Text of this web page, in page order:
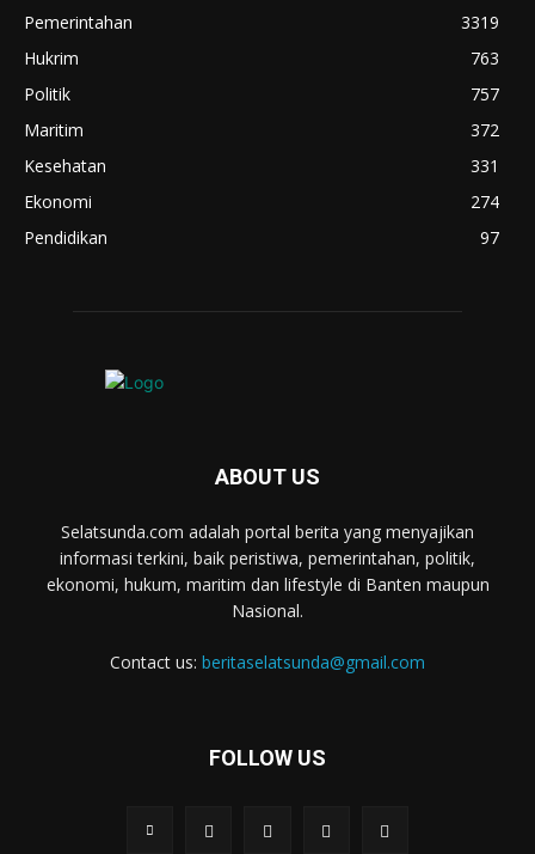
Pemerintahan
3319
Hukrim
763
Politik
757
Maritim
372
Kesehatan
331
Ekonomi
274
Pendidikan
97
ABOUT US
Selatsunda.com adalah portal berita yang menyajikan
informasi terkini, baik peristiwa, pemerintahan, politik,
ekonomi, hukum, maritim dan lifestyle di Banten maupun
Nasional.
Contact us: beritaselatsunda@gmail.com
FOLLOW US